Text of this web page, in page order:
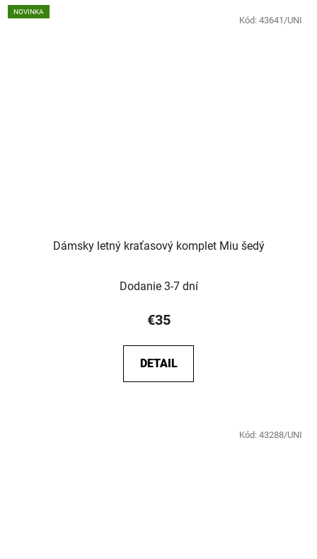
NOVINKA
Dámsky letný kraťasový komplet Miu šedý
Dodanie 3-7 dní
€35
DETAIL
Kód: 43641/UNI
Kód: 43288/UNI